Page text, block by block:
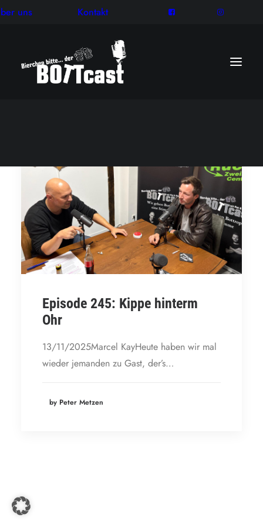
uns Kontakt
Episode 245: Kippe hinterm
Ohr
13/11/2025Marcel KayHeute haben wir mal
wieder jemanden zu Gast, der’s…
by Peter Metzen